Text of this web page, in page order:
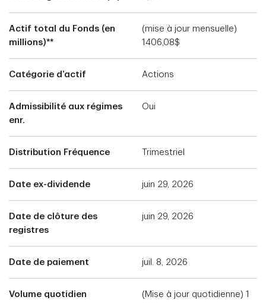
Actif total du Fonds (en
millions)**
(mise à jour mensuelle)
1406,08$
Catégorie d’actif Actions
Admissibilité aux régimes
enr.
Oui
Distribution Fréquence Trimestriel
Date ex-dividende juin 29, 2026
Date de clôture des
registres
juin 29, 2026
Date de paiement juil. 8, 2026
Volume quotidien
(Mise à jour quotidienne) 1